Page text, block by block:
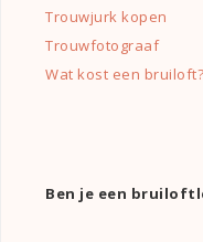
Trouwjurk kopen
Trouwfotograaf
Wat kost een bruiloft?
Ben je een